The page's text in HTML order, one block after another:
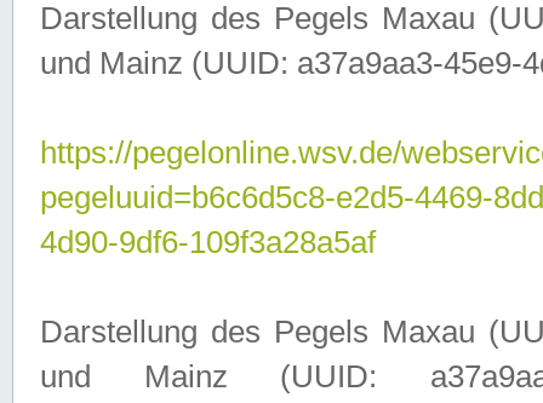
Darstellung des Pegels Maxau
und Mainz (UUID: a37a9aa3-45e9-
https://pegelonline.wsv.de/
pegeluuid=b6c6d5c8-e2d5-4469-
4d90-9df6-109f3a28a5af
Darstellung des Pegels Maxau
und Mainz (UUID: